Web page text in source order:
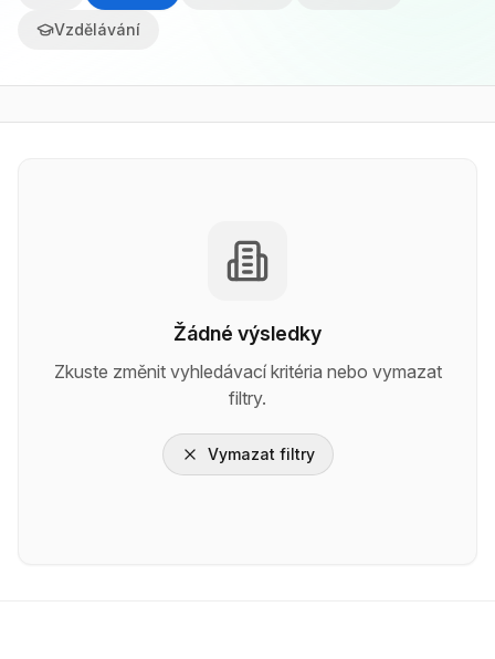
Vzdělávání
Žádné výsledky
Zkuste změnit vyhledávací kritéria nebo vymazat
filtry.
Vymazat filtry